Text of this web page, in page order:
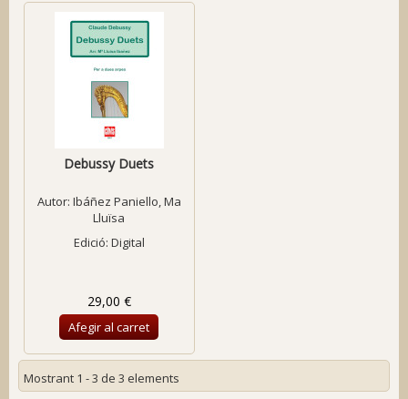
Debussy Duets
Autor: Ibáñez Paniello, Ma
Lluïsa
Edició: Digital
29,00 €
Afegir al carret
Mostrant 1 - 3 de 3 elements